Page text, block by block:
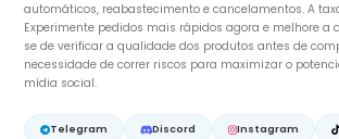
automáticos, reabastecimento e cancelamentos. A
Experimente pedidos mais rápidos agora e melhore a
se de verificar a qualidade dos produtos antes de
necessidade de correr riscos para maximizar o
mídia social.
Telegram Discord Instagram